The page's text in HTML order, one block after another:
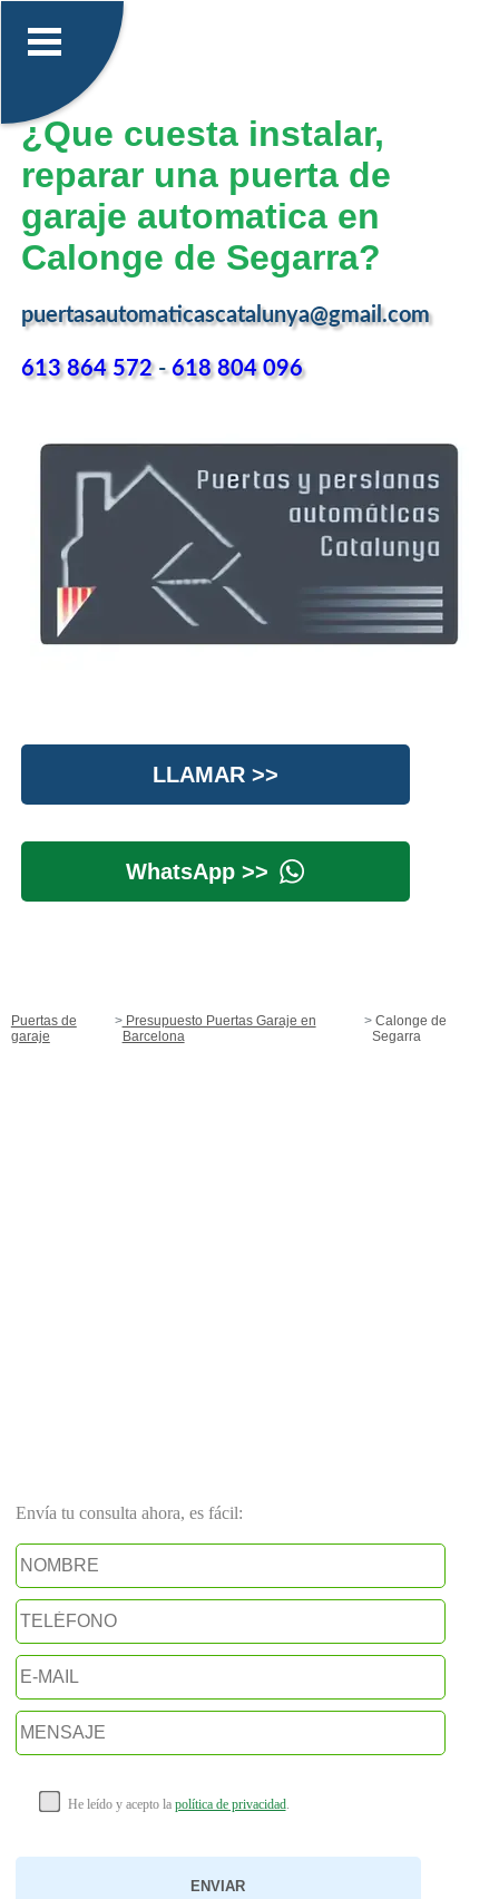
¿Que cuesta instalar,
reparar una puerta de
garaje automatica en
Calonge de Segarra?
puertasautomaticascatalunya@gmail.com
613 864 572-618 804 096
LLAMAR >>
WhatsApp >>
Puertas de
garaje
Presupuesto Puertas Garaje en
Barcelona
Calonge de
Segarra
Envía tu consulta ahora, es fácil:
He leído y acepto la política de privacidad.